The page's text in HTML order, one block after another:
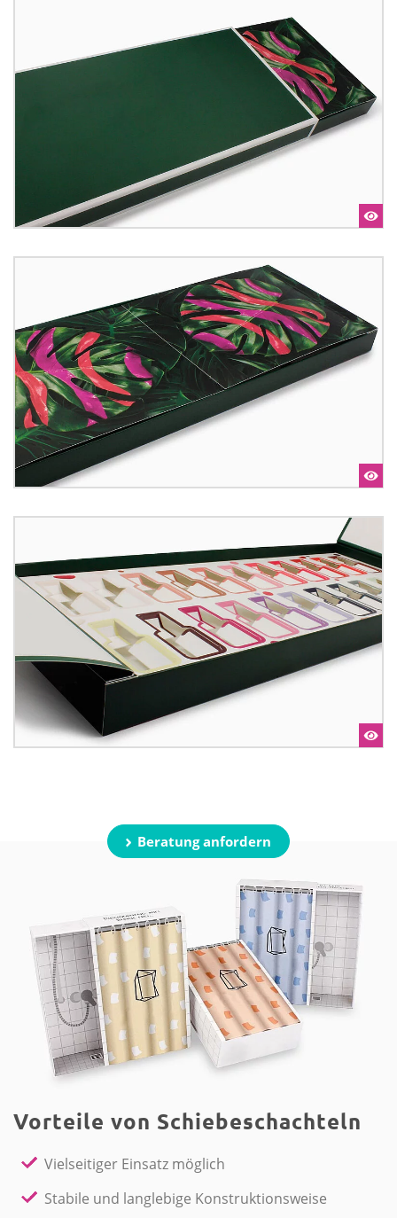
Beratung anfordern
Vorteile von Schiebeschachteln
Vielseitiger Einsatz möglich
Stabile und langlebige Konstruktionsweise